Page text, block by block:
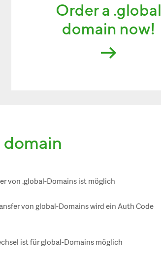
Order a .global
domain now!
von .global-Domains ist möglich
von global-Domains wird ein Auth Code
ist für global-Domains möglich